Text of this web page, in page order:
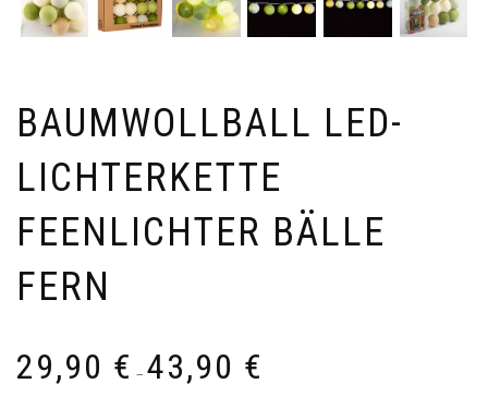
BAUMWOLLBALL LED-
LICHTERKETTE
FEENLICHTER BÄLLE
FERN
29,90 € – 43,90 €